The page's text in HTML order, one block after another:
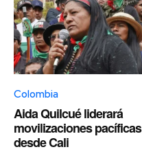
Colombia
Aida Quilcué liderará
movilizaciones pacíficas
desde Cali